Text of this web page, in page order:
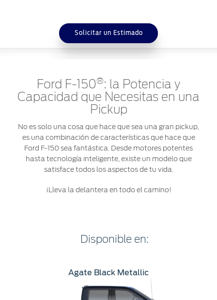
Solicitar un Estimado
Ford F-150®: la Potencia y
Capacidad que Necesitas en una
Pickup
No es solo una cosa que hace que sea una gran pickup,
es una combinación de características que hace que
Ford F-150 sea fantástica. Desde motores potentes
hasta tecnología inteligente, existe un modelo que
satisface todos los aspectos de tu vida.
¡Lleva la delantera en todo el camino!
Disponible en:
Agate Black Metallic